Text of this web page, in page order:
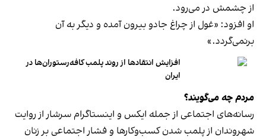
از چشمش در می‌رود.
او افزود: «غول از چراغ جادو بیرون آمده و دیگر به آن
برنمی‎‌گردد.»
افزایش انتقادها از روند پلمب کافه‌رستوران‌ها در
ایران
مردم چه می‌گویند؟
رسانه‎‌های اجتماعی از جمله ایکس و اینستاگرام سرشار از روایت
شهروندان از پلمب شدن کسب‌وکارها و فشار اجتماعی بر زنان